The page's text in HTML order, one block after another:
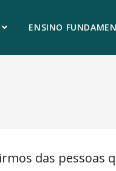
ENSINO
das pessoas